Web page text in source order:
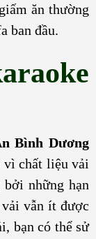
ăn thường
ban đầu.
Bình Dương
vì chất liệu vải
những hạn
vải vẫn ít được
bạn có thể sử